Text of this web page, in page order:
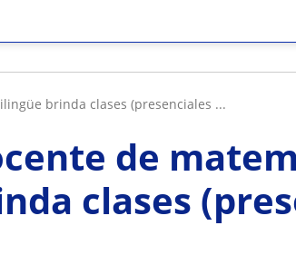
brinda clases (presenciales ...
de
clases